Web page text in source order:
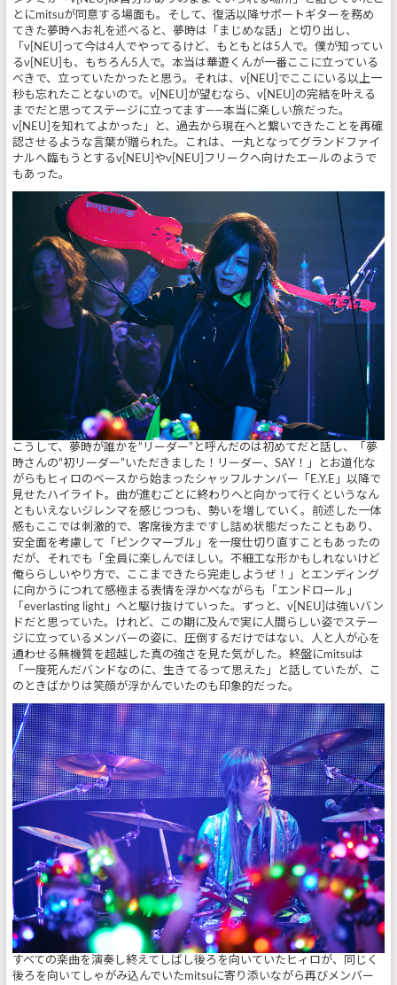
とにmitsuが同意する場面も。そして、復活以降サポートギターを務め
てきた夢時へお礼を述べると、夢時は「まじめな話」と切り出し、
「ν[NEU]って今は4人でやってるけど、もともとは5人で。僕が知ってい
るν[NEU]も、もちろん5人で。本当は華遊くんが一番ここに立っている
べきで、立っていたかったと思う。それは、ν[NEU]でここにいる以上一
秒も忘れたことないので。ν[NEU]が望むなら、ν[NEU]の完結を叶える
までだと思ってステージに立ってます――本当に楽しい旅だった。
ν[NEU]を知れてよかった」と、過去から現在へと繋いできたことを再確
認させるような言葉が贈られた。これは、一丸となってグランドファイ
ナルへ臨もうとするν[NEU]やν[NEU]フリークへ向けたエールのようで
もあった。
こうして、夢時が誰かを“リーダー”と呼んだのは初めてだと話し、「夢
時さんの“初リーダー”いただきました！リーダー、SAY！」とお道化な
がらもヒィロのベースから始まったシャッフルナンバー「E.Y.E」以降で
見せたハイライト。曲が進むごとに終わりへと向かって行くというなん
ともいえないジレンマを感じつつも、勢いを増していく。前述した一体
感もここでは刺激的で、客席後方まですし詰め状態だったこともあり、
安全面を考慮して「ピンクマーブル」を一度仕切り直すこともあったの
だが、それでも「全員に楽しんでほしい。不細工な形かもしれないけど
俺ららしいやり方で、ここまできたら完走しようぜ！」とエンディング
に向かうにつれて感極まる表情を浮かべながらも「エンドロール」
「everlasting light」へと駆け抜けていった。ずっと、ν[NEU]は強いバン
ドだと思っていた。けれど、この期に及んで実に人間らしい姿でステー
ジに立っているメンバーの姿に、圧倒するだけではない、人と人が心を
通わせる無機質を超越した真の強さを見た気がした。終盤にmitsuは
「一度死んだバンドなのに、生きてるって思えた」と話していたが、こ
のときばかりは笑顔が浮かんでいたのも印象的だった。
すべての楽曲を演奏し終えてしばし後ろを向いていたヒィロが、同じく
後ろを向いてしゃがみ込んでいたmitsuに寄り添いながら再びメンバー